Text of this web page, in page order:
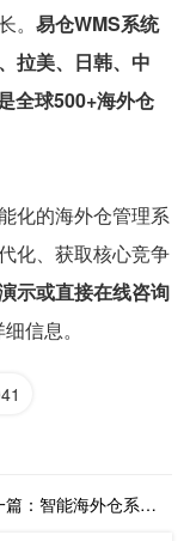
易仓WMS系统
拉美、日韩、中
全球500+海外仓
化的海外仓管理系
化、获取核心竞争
示或直接在线咨询
信息。
下一篇：智能海外仓系统助力跨境电商订单的精准履行